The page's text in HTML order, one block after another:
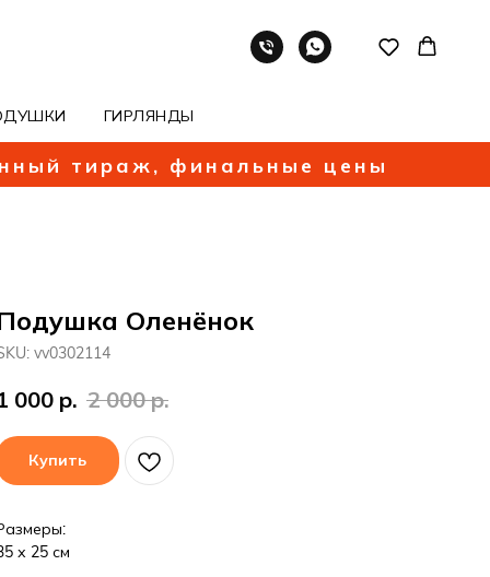
ГИРЛЯНДЫ
тираж, финальные цены
Оленёнок
vv0302114
000 р. 2 000 р.
Купить
х 25 см